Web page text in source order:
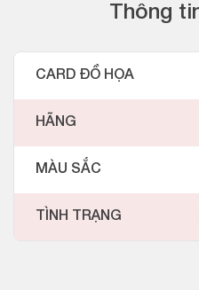
Thông
CARD ĐỒ HỌA
HÃNG
MÀU SẮC
TÌNH TRẠNG